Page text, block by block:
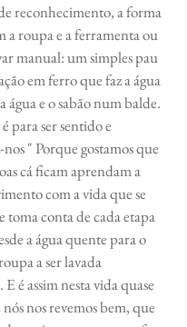
reconhecimento, a forma
a roupa e a ferramenta ou
manual: um simples pau
em ferro que faz a água
água e o sabão num balde.
para ser sentido e
" Porque gostamos que
cá ficam aprendam a
com a vida que se
toma conta de cada etapa
a água quente para o
a ser lavada
é assim nesta vida quase
nos revemos bem, que